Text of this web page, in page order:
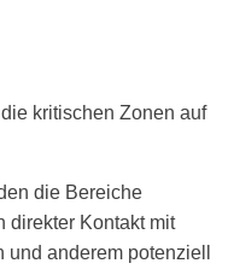
kritischen Zonen auf
die Bereiche
direkter Kontakt mit
anderem potenziell